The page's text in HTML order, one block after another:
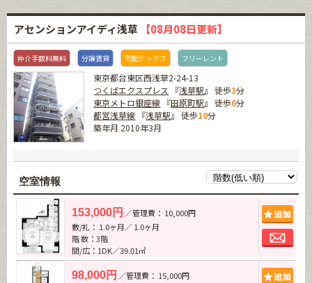
アセンションアイディ浅草 【08月08日更新】
仲介手数料無料 分譲賃貸 宅配ボックス フリーレント
東京都台東区西浅草2-24-13
つくばエクスプレス
『浅草駅』 徒歩3分
東京メトロ銀座線 『田原町駅』 徒歩6分
都営浅草線 『浅草駅』 徒歩10分
築年月 2010年3月
空室情報
153,000円 ／管理費： 10,000円
敷/礼： 1.0ヶ月／ 1.0ヶ月
階 数：3階
間/広：1DK／39.01㎡
98,000円 ／管理費： 15,000円